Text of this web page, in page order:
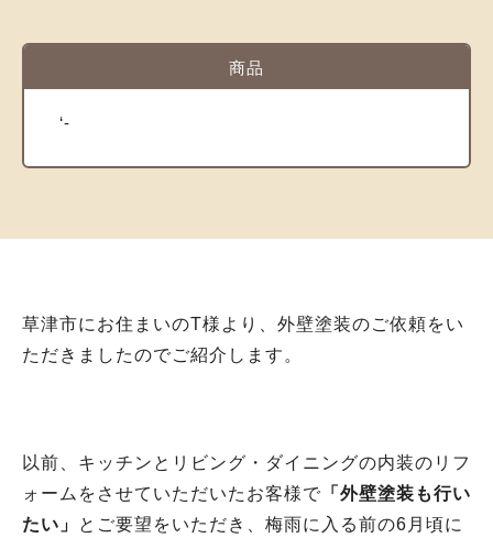
商品
‘-
草津市にお住まいのT様より、外壁塗装のご依頼をい
ただきましたのでご紹介します。
以前、キッチンとリビング・ダイニングの内装のリフ
ォームをさせていただいたお客様で 「外壁塗装も行い
たい」
とご要望をいただき、梅雨に入る前の6月頃に